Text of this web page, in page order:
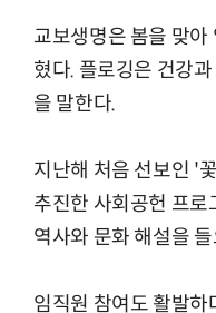
교보생명은 봄을 맞
혔다. 플로깅은 건강
을 말한다.
지난해 처음 선보인 '
추진한 사회공헌 프
역사와 문화 해설을
임직원 참여도 활발